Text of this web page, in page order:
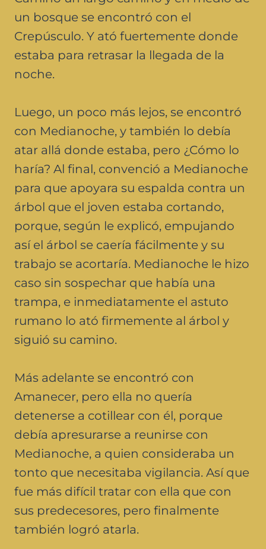
un bosque se encontró con el
Crepúsculo. Y ató fuertemente donde
estaba para retrasar la llegada de la
noche.
Luego, un poco más lejos, se encontró
con Medianoche, y también lo debía
atar allá donde estaba, pero ¿Cómo lo
haría? Al final, convenció a Medianoche
para que apoyara su espalda contra un
árbol que el joven estaba cortando,
porque, según le explicó, empujando
así el árbol se caería fácilmente y su
trabajo se acortaría. Medianoche le hizo
caso sin sospechar que había una
trampa, e inmediatamente el astuto
rumano lo ató firmemente al árbol y
siguió su camino.
Más adelante se encontró con
Amanecer, pero ella no quería
detenerse a cotillear con él, porque
debía apresurarse a reunirse con
Medianoche, a quien consideraba un
tonto que necesitaba vigilancia. Así que
fue más difícil tratar con ella que con
sus predecesores, pero finalmente
también logró atarla.